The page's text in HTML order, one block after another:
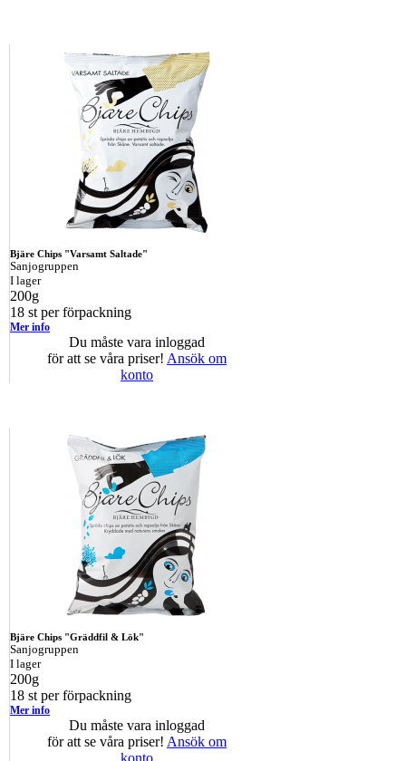
Bjäre Chips "Varsamt Saltade"
Sanjogruppen
I lager
200g
18 st per förpackning
Mer info
Du måste vara inloggad
för att se våra priser! Ansök om
konto
Bjäre Chips "Gräddfil & Lök"
Sanjogruppen
I lager
200g
18 st per förpackning
Mer info
Du måste vara inloggad
för att se våra priser! Ansök om
konto